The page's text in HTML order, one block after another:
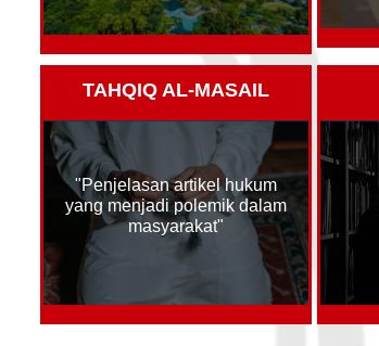
TAHQIQ AL-MASAIL
"Penjelasan artikel hukum
yang menjadi polemik dalam
masyarakat"